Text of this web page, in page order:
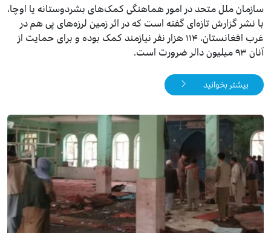
سازمان ملل متحد در امور هماهنگی کمک‌های بشردوستانه یا اوچا،
با نشر گزارش تازه‌ای گفته است که در اثر زمین لرزه‌های پی هم در
غرب افغانستان، ۱۱۴ هزار نفر نیازمند کمک بوده و برای حمایت از
آنان ۹۳ میلیون دالر ضرورت است.
بیشتر بخوانید